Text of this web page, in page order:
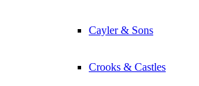
Cayler & Sons
Crooks & Castles